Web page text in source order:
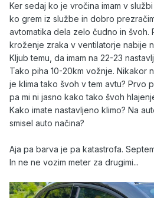
Ker sedaj ko je vročina imam v
ko grem iz službe in dobro
avtomatika dela zelo čudno in švoh.
kroženje zraka v ventilatorje nabije
Kljub temu, da imam na 22-23
Tako piha 10-20km vožnje. Nikakor
je klima tako švoh v tem avtu? Prvo
pa mi ni jasno kako tako švoh
Kako imate nastavljeno klimo? Na
smisel auto načina?
Aja pa barva je pa katastrofa.
In ne ne vozim meter za drugimi...